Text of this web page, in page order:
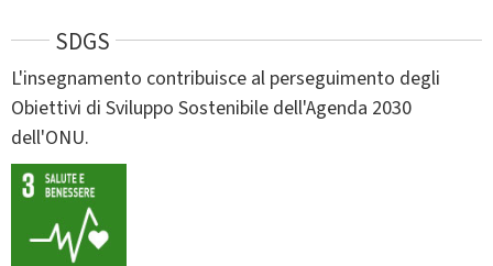
SDGS
L'insegnamento contribuisce al perseguimento degli
Obiettivi di Sviluppo Sostenibile dell'Agenda 2030
dell'ONU.